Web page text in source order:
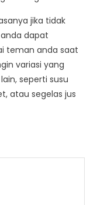
jika tidak
dapat
teman anda saat
variasi yang
seperti susu
atau segelas jus